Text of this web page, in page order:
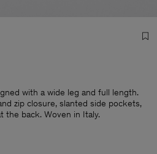
with a wide leg and full length.
zip closure, slanted side pockets,
the back. Woven in Italy.